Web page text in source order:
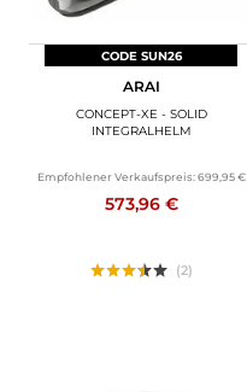
CODE SUN26
ARAI
CONCEPT-XE - SOLID
INTEGRALHELM
Empfohlener Verkaufspreis: 699,95 €
573,96 €
(2)